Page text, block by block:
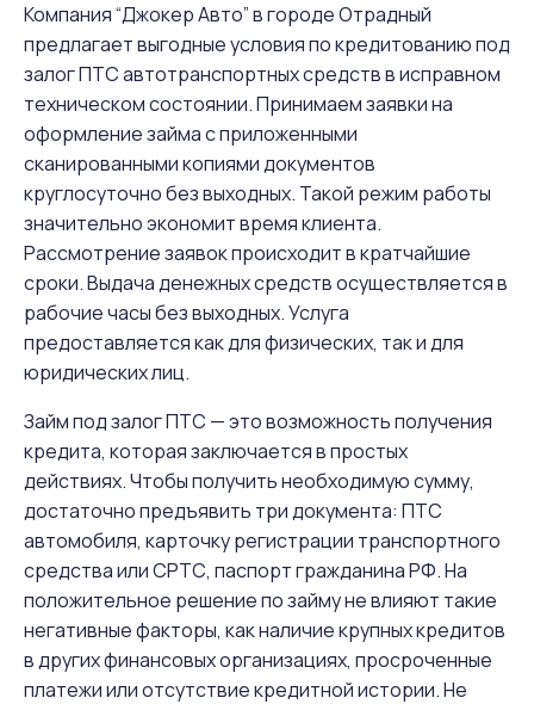
Компания “Джокер Авто” в городе Отрадный
предлагает выгодные условия по кредитованию под
залог ПТС автотранспортных средств в исправном
техническом состоянии. Принимаем заявки на
оформление займа с приложенными
сканированными копиями документов
круглосуточно без выходных. Такой режим работы
значительно экономит время клиента.
Рассмотрение заявок происходит в кратчайшие
сроки. Выдача денежных средств осуществляется в
рабочие часы без выходных. Услуга
предоставляется как для физических, так и для
юридических лиц.
Займ под залог ПТС — это возможность получения
кредита, которая заключается в простых
действиях. Чтобы получить необходимую сумму,
достаточно предъявить три документа: ПТС
автомобиля, карточку регистрации транспортного
средства или СРТС, паспорт гражданина РФ. На
положительное решение по займу не влияют такие
негативные факторы, как наличие крупных кредитов
в других финансовых организациях, просроченные
платежи или отсутствие кредитной истории. Не